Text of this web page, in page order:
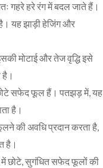
गहरे हरे रंग में बदल जाते हैं।
यह झाड़ी हेजिंग और
मोटाई और तेज वृद्धि इसे
है।
छोटे सफेद फूल हैं। पतझड़ में, यह
है।
की अवधि प्रदान करता है,
है।
में छोटे, सुगंधित सफेद फूलों की